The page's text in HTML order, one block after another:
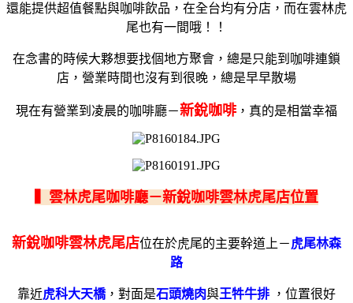
還能提供超值餐點與咖啡飲品，在全台均有分店，而在雲林虎
尾也有一間哦！！
在念書的時候大夥想要找個地方聚會，總是只能到咖啡連鎖
店，營業時間也沒有到很晚，總是早早散場
現在有營業到凌晨的咖啡廳－新銳咖啡 ，真的是相當幸福
▍雲林虎尾咖啡廳－新銳咖啡雲林虎尾店位置
新銳咖啡雲林虎尾店位在於虎尾的主要幹道上－虎尾林森
路
靠近虎科大天橋，對面是石頭燒肉與王牪牛排 ，位置很好